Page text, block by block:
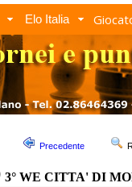
Elo Italia
Precedente
3° WE CITTA' DI